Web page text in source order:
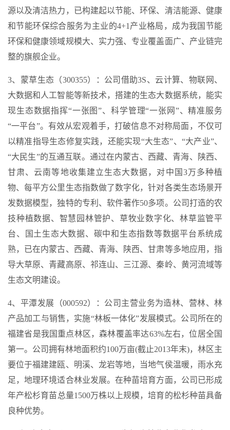
源以及清洁热力，已构建起以节能、环保、清洁能源、健康
和节能环保综合服务为主业的4+1产业格局，成为我国节能
环保和健康领域规模大、实力强、专业覆盖面广、产业链完
整的旗舰企业。
3、蒙草生态（300355）：公司借助3S、云计算、物联网、
大数据和人工智能等新技术，搭建的生态大数据系统，能实
现生态数据指挥“一张图”、科学管理“一张网”、精准服务
“一平台”。有效从宏观着手，打破信息不对称局面，不仅可
以精准指导生态修复实践，还能实现“大生态”、“大产业”、
“大民生”的互通互联。通过在内蒙古、西藏、青海、陕西、
甘肃、云南等地收集建立生态大数据，对中国3万多种植
物、每平方公里生态指数做了数字化，针对各类生态场景开
发数据模型，独特的专利、软件著作50多项。公司打造的农
技种植数据、智慧园林管护、草牧业数字化、林草监管平
台、国土生态大数据、碳中和生态指数等数据平台系统成
熟，已在内蒙古、西藏、青海、陕西、甘肃等多地应用，指
导大草原、青藏高原、祁连山、三江源、秦岭、黄河流域等
生态文明建设。
4、平潭发展（000592）：公司主营业务为造林、营林、林
产品加工与销售，实施“林板一体化”发展模式。公司所在的
福建省是我国重点林区，森林覆盖率达63%左右，位居全国
第一。公司拥有林地面积约100万亩(截止2013年末)，林区主
要位于福建建瓯、明溪、龙岩等地，当地气侯温暖，雨水充
足，地理环境适合林业发展。在种苗培育方面，公司已形成
年产松杉育苗总量1500万株以上规模，培育的松杉种苗具备
良种优势。